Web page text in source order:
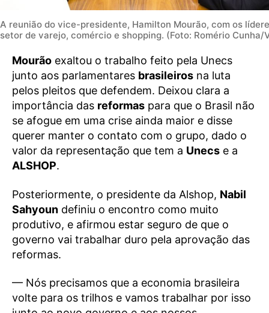
A reunião do vice-presidente, Hamilton Mourão, com os
setor de varejo, comércio e shopping. (Foto: Romério Cunha/
Mourão exaltou o trabalho feito pela Unecs
junto aos parlamentares brasileiros na luta
pelos pleitos que defendem. Deixou clara a
importância das reformas para que o Brasil não
se afogue em uma crise ainda maior e disse
querer manter o contato com o grupo, dado o
valor da representação que tem a Unecs e a
ALSHOP.
Posteriormente, o presidente da Alshop, Nabil
Sahyoun definiu o encontro como muito
produtivo, e afirmou estar seguro de que o
governo vai trabalhar duro pela aprovação das
reformas.
— Nós precisamos que a economia brasileira
volte para os trilhos e vamos trabalhar por isso